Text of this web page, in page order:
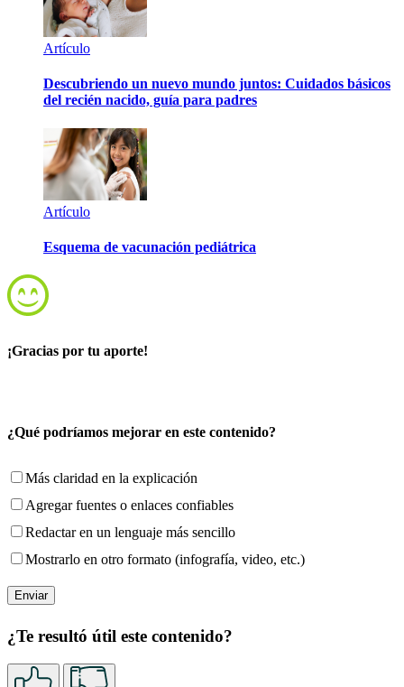
Artículo
Descubriendo un nuevo mundo juntos: Cuidados básicos
del recién nacido, guía para padres
Artículo
Esquema de vacunación pediátrica
¡Gracias por tu aporte!
¿Qué podríamos mejorar en este contenido?
Más claridad en la explicación
Agregar fuentes o enlaces confiables
Redactar en un lenguaje más sencillo
Mostrarlo en otro formato (infografía, video, etc.)
¿Te resultó útil este contenido?